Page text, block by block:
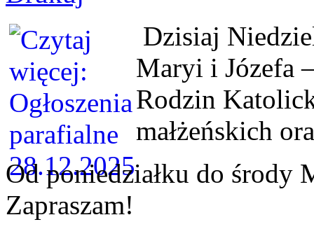
Dzisiaj
Maryi i Józefa
Rodzin
małżeńskich
Od poniedziałku do środy
Zapraszam!